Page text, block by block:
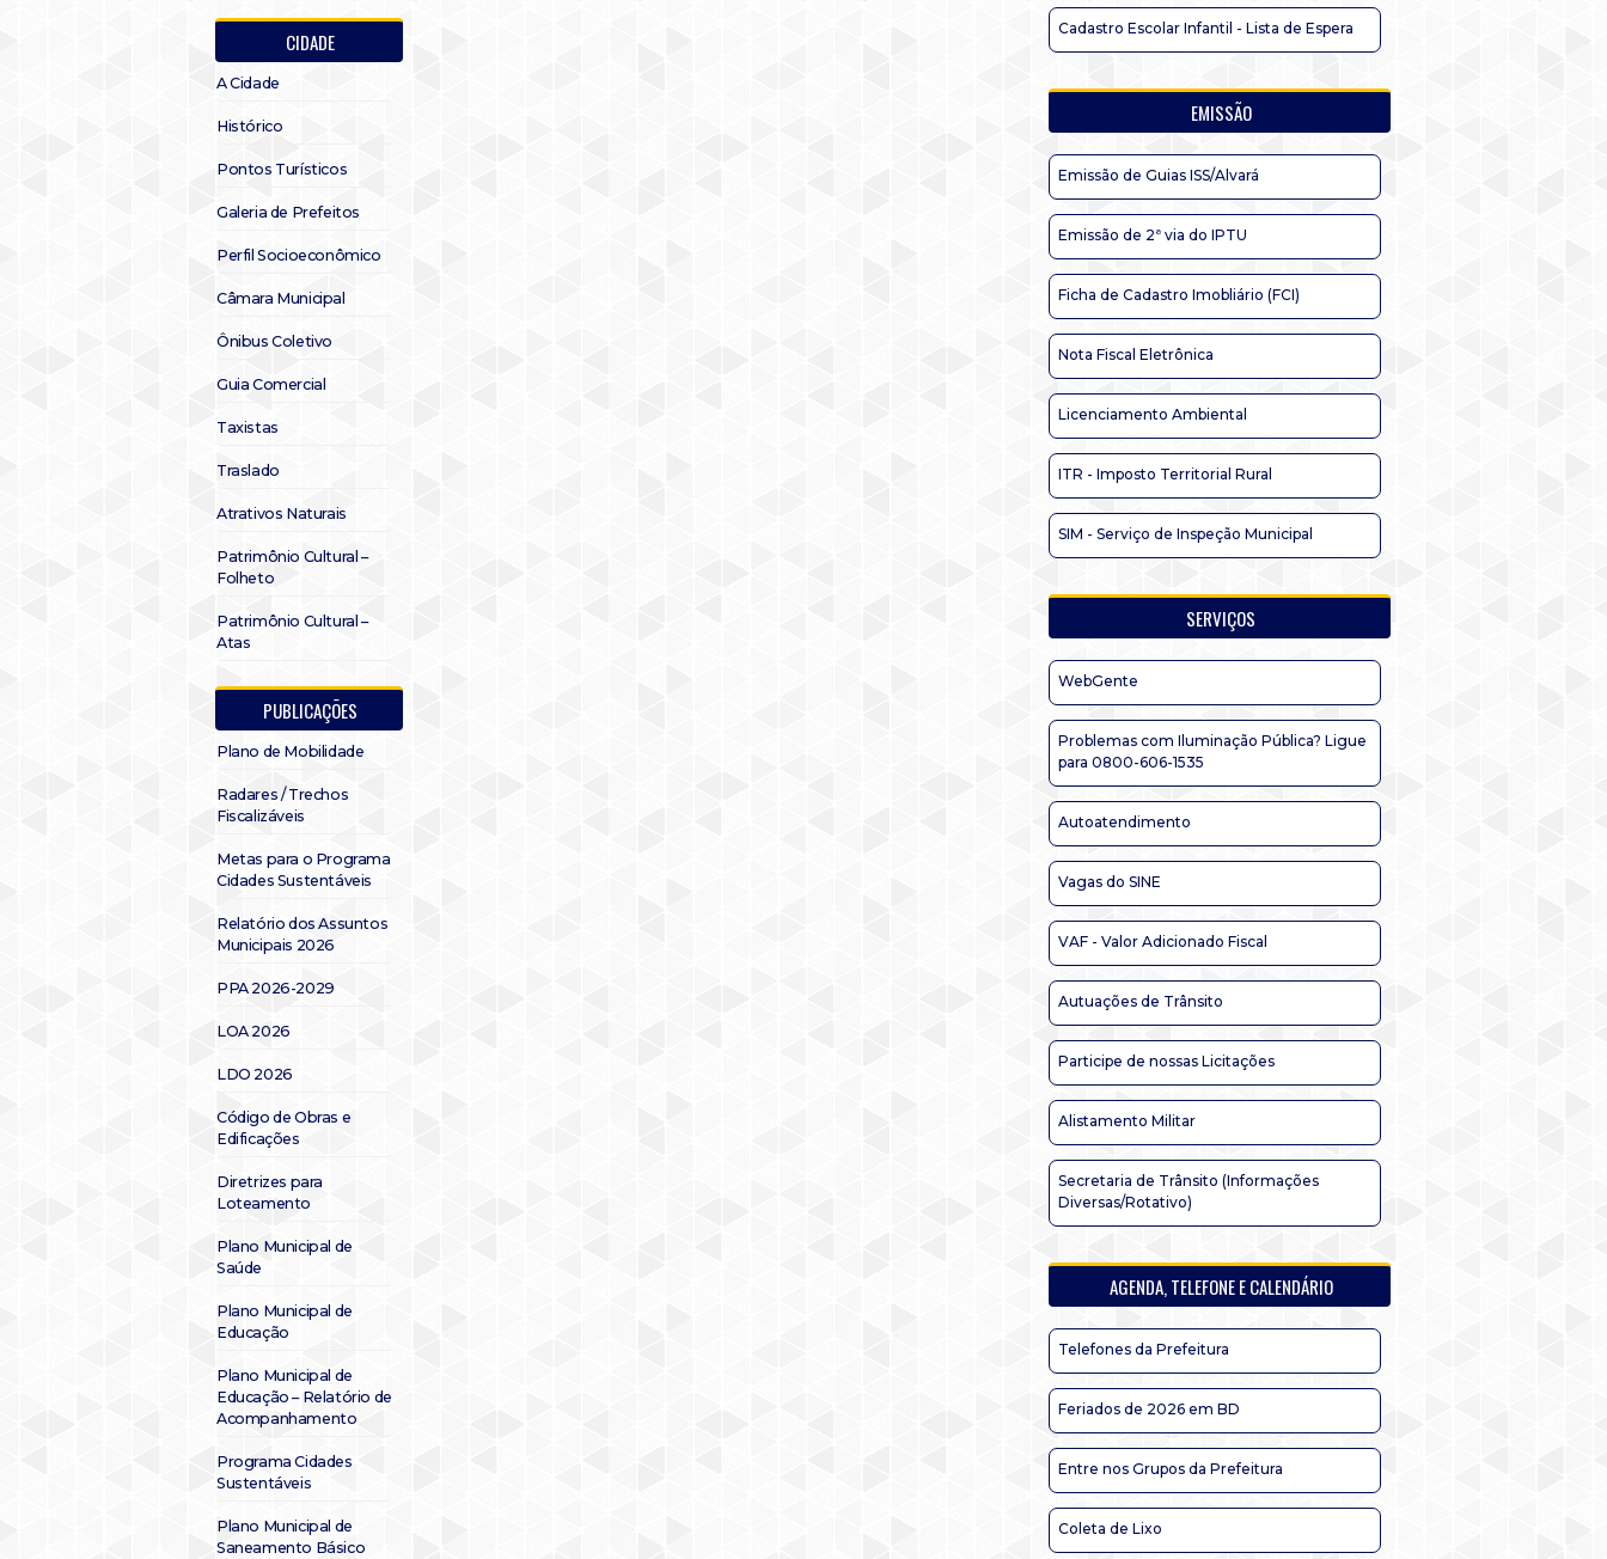
CIDADE
A Cidade
Histórico
Pontos Turísticos
Galeria de Prefeitos
Perfil Socioeconômico
Câmara Municipal
Ônibus Coletivo
Guia Comercial
Taxistas
Traslado
Atrativos Naturais
Patrimônio Cultural –
Folheto
Patrimônio Cultural –
Atas
PUBLICAÇÕES
Plano de Mobilidade
Radares / Trechos
Fiscalizáveis
Metas para o Programa
Cidades Sustentáveis
Relatório dos Assuntos
Municipais 2026
PPA 2026-2029
LOA 2026
LDO 2026
Código de Obras e
Edificações
Diretrizes para
Loteamento
Plano Municipal de
Saúde
Plano Municipal de
Educação
Plano Municipal de
Educação – Relatório de
Acompanhamento
Programa Cidades
Sustentáveis
Plano Municipal de
Saneamento Básico
Cadastro Escolar Infantil - Lista de Espera
EMISSÃO
Emissão de Guias ISS/Alvará
Emissão de 2ª via do IPTU
Ficha de Cadastro Imobliário (FCI)
Nota Fiscal Eletrônica
Licenciamento Ambiental
ITR - Imposto Territorial Rural
SIM - Serviço de Inspeção Municipal
SERVIÇOS
WebGente
Problemas com Iluminação Pública? Ligue
para 0800-606-1535
Autoatendimento
Vagas do SINE
VAF - Valor Adicionado Fiscal
Autuações de Trânsito
Participe de nossas Licitações
Alistamento Militar
Secretaria de Trânsito (Informações
Diversas/Rotativo)
AGENDA, TELEFONE E CALENDÁRIO
Telefones da Prefeitura
Feriados de 2026 em BD
Entre nos Grupos da Prefeitura
Coleta de Lixo